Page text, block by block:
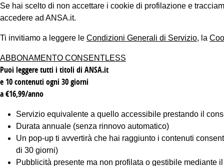
Se hai scelto di non accettare i cookie di profilazione e
accedere ad ANSA.it.
Ti invitiamo a leggere le Condizioni Generali di Servizio, la
ABBONAMENTO CONSENTLESS
Puoi leggere tutti i titoli di ANSA.it
e 10 contenuti ogni 30 giorni
a €16,99/anno
Servizio equivalente a quello accessibile prestando il
Durata annuale (senza rinnovo automatico)
Un pop-up ti avvertirà che hai raggiunto i contenuti
di 30 giorni)
Pubblicità presente ma non profilata o gestibile mediante